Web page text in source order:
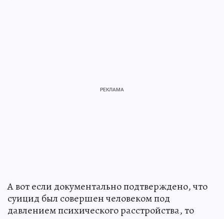
А вот если документально подтверждено, что
суицид был совершен человеком под
давлением психического расстройства, то